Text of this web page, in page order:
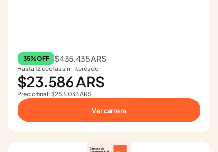
35% OFF $435.435 ARS
Hasta 12 cuotas sin interés de
$23.586 ARS
Precio final: $283.033 ARS
Ver carrera